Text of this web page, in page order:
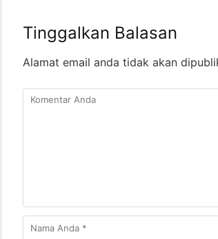
Tinggalkan Balasan
Alamat email anda tidak akan